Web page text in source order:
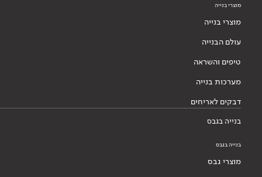
מוצרי בנייה
מוצרי בנייה
עולם הבנייה
טיפים והשראה
מערכות בנייה
דבקים לאריחים
בנייה בגבס
בנייה בגבס
מוצרי גבס